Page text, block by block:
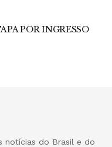
POR INGRESSO
notícias do Brasil e do